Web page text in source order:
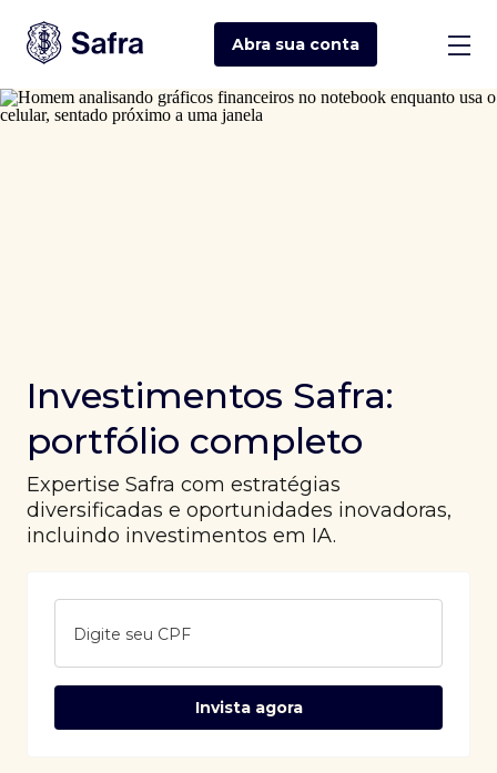
Abra sua conta
Investimentos Safra:
portfólio completo
Expertise Safra com estratégias
diversificadas e oportunidades inovadoras,
incluindo investimentos em IA.
Digite seu CPF
Invista agora